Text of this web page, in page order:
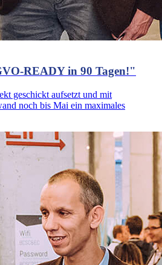
READY in 90 Tagen!"
geschickt aufsetzt und mit
noch bis Mai ein maximales